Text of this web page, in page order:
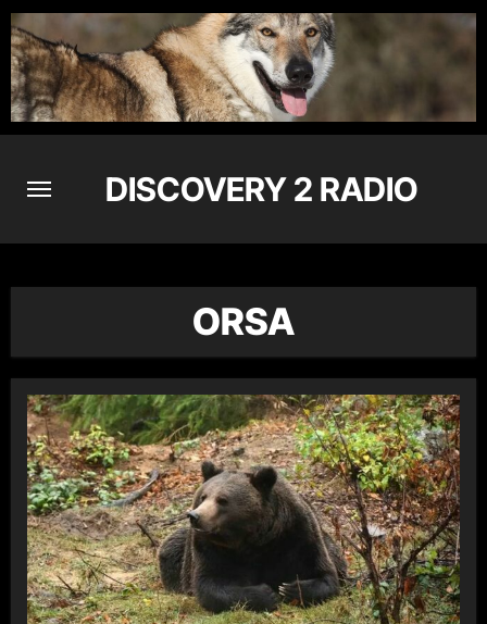
Skip
to
content
DISCOVERY 2 RADIO
ORSA